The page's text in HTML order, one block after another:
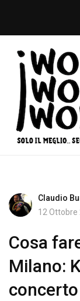
Claudio
12 Ottobre
Cosa
Milano:
concerto